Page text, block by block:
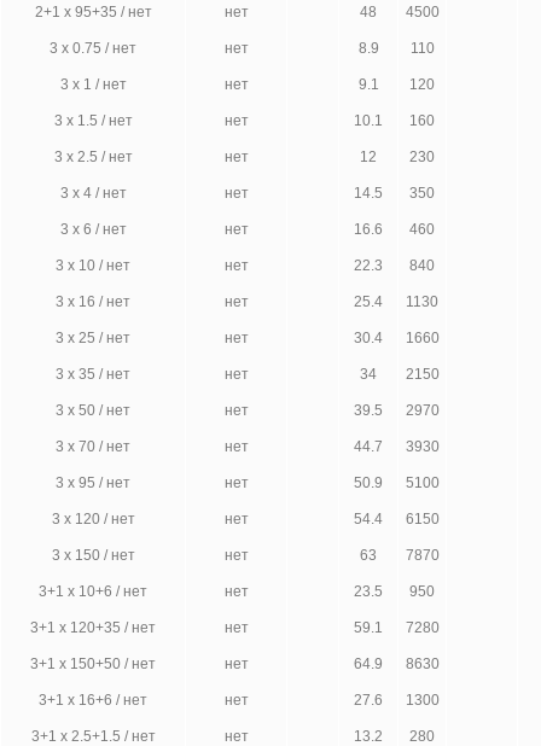
2+1 х 95+35 / нет нет 48 4500
3 х 0.75 / нет нет 8.9 110
3 х 1 / нет нет 9.1 120
3 х 1.5 / нет нет 10.1 160
3 х 2.5 / нет нет 12 230
3 х 4 / нет нет 14.5 350
3 х 6 / нет нет 16.6 460
3 х 10 / нет нет 22.3 840
3 х 16 / нет нет 25.4 1130
3 х 25 / нет нет 30.4 1660
3 х 35 / нет нет 34 2150
3 х 50 / нет нет 39.5 2970
3 х 70 / нет нет 44.7 3930
3 х 95 / нет нет 50.9 5100
3 х 120 / нет нет 54.4 6150
3 х 150 / нет нет 63 7870
3+1 х 10+6 / нет нет 23.5 950
3+1 х 120+35 / нет нет 59.1 7280
3+1 х 150+50 / нет нет 64.9 8630
3+1 х 16+6 / нет нет 27.6 1300
3+1 х 2.5+1.5 / нет нет 13.2 280